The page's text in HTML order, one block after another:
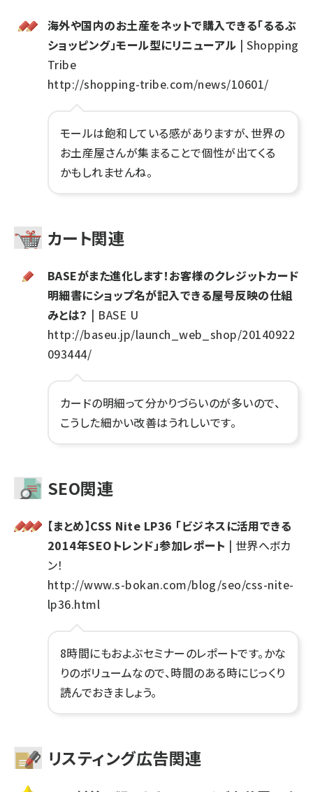
海外や国内のお土産をネットで購入できる「るるぶ
ショッピング」モール型にリニューアル | Shopping
Tribe
http://shopping-tribe.com/news/10601/
モールは飽和している感がありますが、世界の
お土産屋さんが集まることで個性が出てくる
かもしれませんね。
カート関連
BASEがまた進化します！お客様のクレジットカード
明細書にショップ名が記入できる屋号反映の仕組
みとは？ | BASE U
http://baseu.jp/launch_web_shop/20140922
093444/
カードの明細って分かりづらいのが多いので、
こうした細かい改善はうれしいです。
SEO関連
【まとめ】CSS Nite LP36 「ビジネスに活用できる
2014年SEOトレンド」参加レポート | 世界へボカ
ン！
http://www.s-bokan.com/blog/seo/css-nite-
lp36.html
8時間にもおよぶセミナーのレポートです。かな
りのボリュームなので、時間のある時にじっくり
読んでおきましょう。
リスティング広告関連